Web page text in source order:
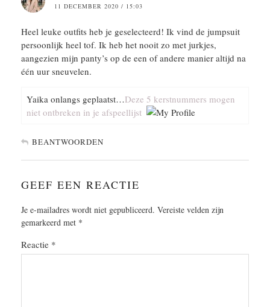
11 DECEMBER 2020 / 15:03
Heel leuke outfits heb je geselecteerd! Ik vind de jumpsuit
persoonlijk heel tof. Ik heb het nooit zo met jurkjes,
aangezien mijn panty’s op de een of andere manier altijd na
één uur sneuvelen.
Yaika onlangs geplaatst…Deze 5 kerstnummers mogen
niet ontbreken in je afspeellijst
BEANTWOORDEN
GEEF EEN REACTIE
Je e-mailadres wordt niet gepubliceerd. Vereiste velden zijn
gemarkeerd met *
Reactie *